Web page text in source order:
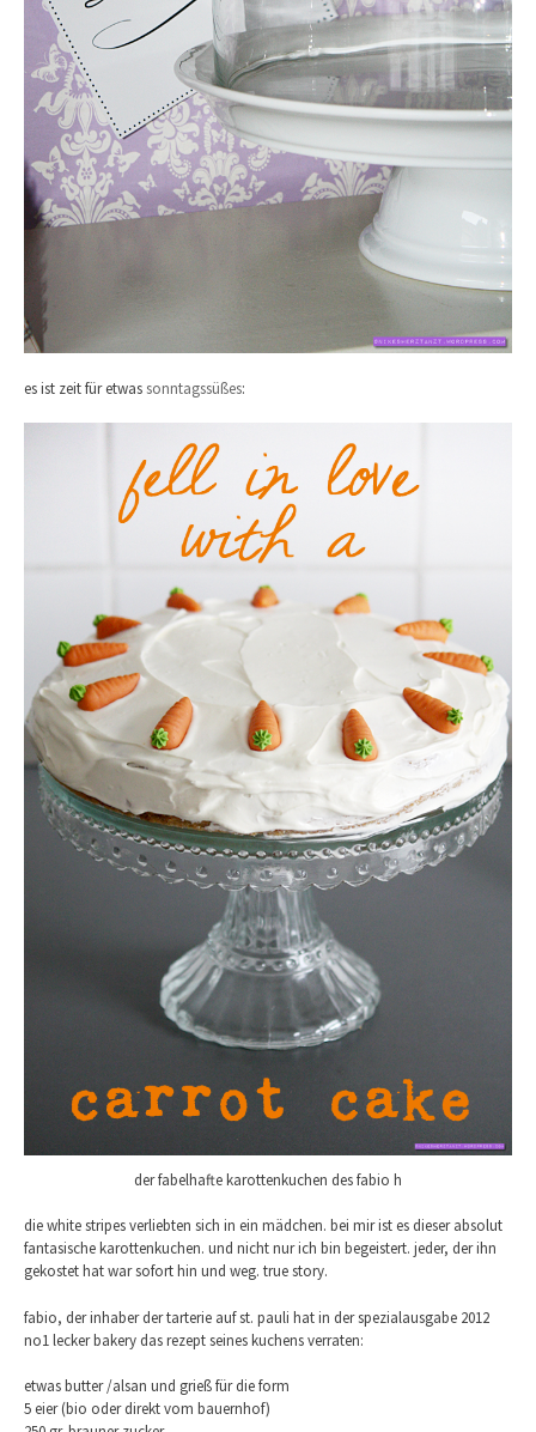
es ist zeit für etwassonntagssüßes:
der fabelhafte karottenkuchen des fabio h
die white stripes verliebten sich in ein mädchen. bei mir ist es dieser absolut
fantasische karottenkuchen. und nicht nur ich bin begeistert. jeder, der ihn
gekostet hat war sofort hin und weg. true story.
fabio, der inhaber der tarterie auf st. pauli hat in der spezialausgabe 2012
no1 lecker bakery das rezept seines kuchens verraten:
etwas butter /alsan und grieß für die form
5 eier (bio oder direkt vom bauernhof)